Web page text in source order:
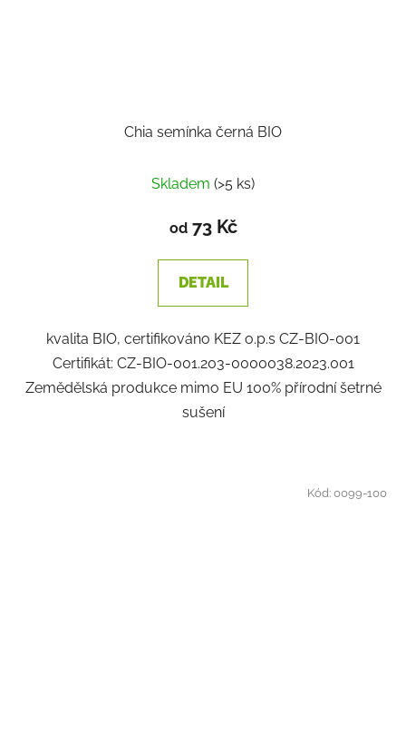
Chia semínka černá BIO
Skladem (>5 ks)
od73 Kč
DETAIL
kvalita BIO, certifikováno KEZ o.p.s CZ-BIO-001
Certifikát: CZ-BIO-001.203-0000038.2023.001
Zemědělská produkce mimo EU 100% přírodní šetrné
sušení
Kód:0099-100